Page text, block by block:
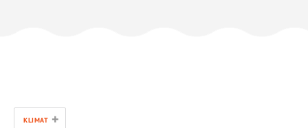
KLIMAT +